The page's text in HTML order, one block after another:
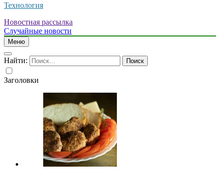
Технология
Новостная рассылка
Случайные новости
Меню
Найти:
Заголовки